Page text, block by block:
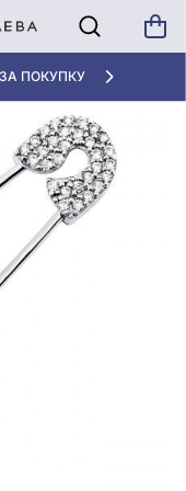
ПОШТА"
Шпилька зі срібла 925° з фіанітом/куб.цирконієм, арт. 7178р-CZ